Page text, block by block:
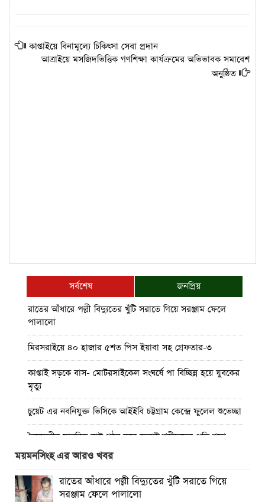
কাপ্তাইয়ে বিনামূল্যে চিকিৎসা সেবা প্রদান
আত্রাইয়ে মসজিদভিত্তিক গণশিক্ষা কার্যক্রমের অভিভাবক সমাবেশ
অনুষ্ঠিত
সর্বশেষ
জনপ্রিয়
রাতের আঁধারে পল্লী বিদ্যুতের খুঁটি সরাতে গিয়ে সরঞ্জাম ফেলে
পালালো
মিরসরাইয়ে ৪০ হাজার ৫শত পিস ইয়াবা সহ গ্রেফতার-৩
কাপ্তাই সড়কে বাস- মোটরসাইকেল সংঘর্ষে পা বিচ্ছিন্ন হয়ে যুবকের
মৃত্যু
চুয়েট এর নবনিযুক্ত ভিসিকে আইইবি চট্টগ্রাম কেন্দ্রে ফুলেল শুভেচ্ছা
বৈষম্যহীন মানবিক রাষ্ট্র গঠন করে জুলাই শহীদদের প্রতি শ্রদ্ধা
জানাতে হবে : জননেতা সাইফুল হক
তিন দিন পর ব্রহ্মপুত্র নদে নিখোঁজ সাইফুলের মরদেহ গফরগাঁও
থেকে উদ্ধার
ময়মনসিংহ এর আরও খবর
রাতের আঁধারে পল্লী বিদ্যুতের খুঁটি সরাতে গিয়ে
সরঞ্জাম ফেলে পালালো